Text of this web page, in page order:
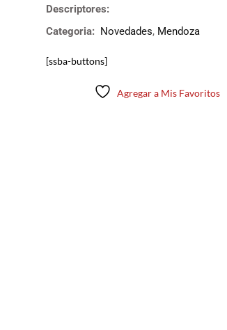
Descriptores:
Categoria: Novedades, Mendoza
[ssba-buttons]
Agregar a Mis Favoritos